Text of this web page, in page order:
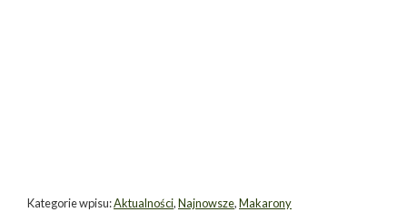
Kategorie wpisu:Aktualności,Najnowsze,Makarony